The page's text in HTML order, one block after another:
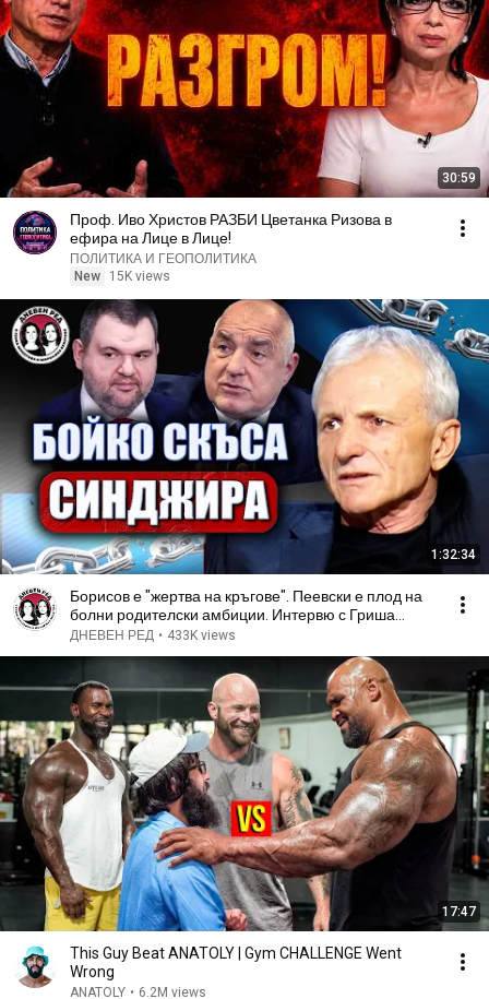
30:59
Проф. Иво Христов РАЗБИ Цветанка Ризова в
ефира на Лице в Лице!
ПОЛИТИКА И ГЕОПОЛИТИКА
New
15K views
1:32:34
Борисов е "жертва на кръгове". Пеевски е плод на
болни родителски амбиции. Интервю с Гриша
Ганчев
ДНЕВЕН РЕД • 433K views
17:47
This Guy Beat ANATOLY | Gym CHALLENGE Went
Wrong
ANATOLY • 6.2M views